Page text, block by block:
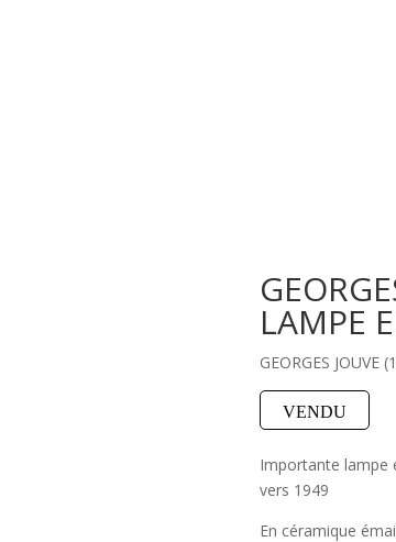
LAMPE
GEORGES JOUVE
VENDU
Importante lampe
vers 1949
En céramique